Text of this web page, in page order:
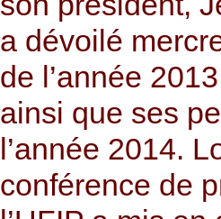
a dévoilé
de l’année
ainsi que ses
l’année 2014.
conférence de